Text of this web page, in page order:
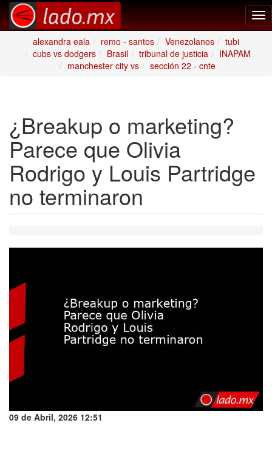
alexandra eala
remo - santos Venezolanos
tubi
cubs vs dodgers
Brasil tribunal de justicia
INAPAM
manchester city vs
sección 22 - cnte
¿Breakup o marketing?
Parece que Olivia
Rodrigo y Louis Partridge
no terminaron
09 de Abril, 2026 12:51